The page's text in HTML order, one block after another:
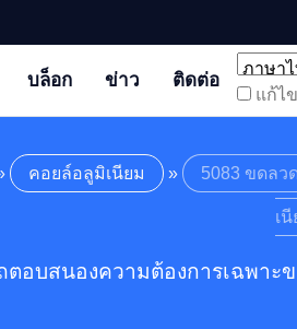
บล็อก ข่าว ติดต่อ
แก้ไ
คอยล์อลูมิเนียม » 5083 ขดลว
เ
ตอบสนองความต้องการเฉพาะ